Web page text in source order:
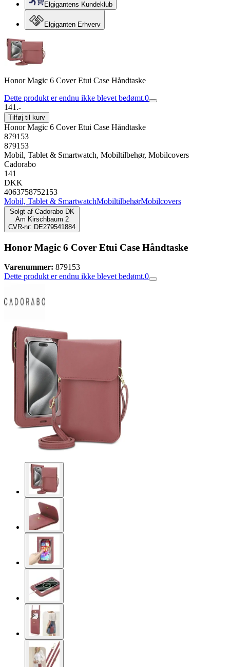
Elgigantens Kundeklub
Elgiganten Erhverv
Honor Magic 6 Cover Etui Case Håndtaske
Dette produkt er endnu ikke blevet bedømt.0
141.-
Tilføj til kurv
Honor Magic 6 Cover Etui Case Håndtaske
879153
879153
Mobil, Tablet & Smartwatch, Mobiltilbehør, Mobilcovers
Cadorabo
141
DKK
4063758752153
Mobil, Tablet & SmartwatchMobiltilbehørMobilcovers
Solgt af Cadorabo DK
Am Kirschbaum 2
CVR-nr: DE279541884
Honor Magic 6 Cover Etui Case Håndtaske
Varenummer: 879153
Dette produkt er endnu ikke blevet bedømt.0